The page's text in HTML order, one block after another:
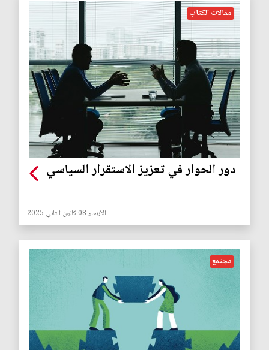
مقالات الكتاب
دور الحوار في تعزيز الاستقرار السياسي
الأربعاء 08 كانون الثاني 2025
مجتمع